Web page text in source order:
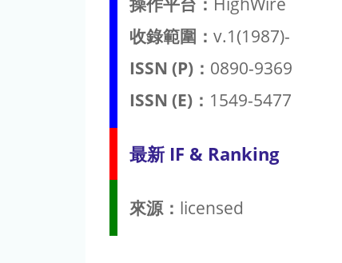
收錄範圍： v.1(1987)-
ISSN (P)： 0890-9369
ISSN (E)： 1549-5477
最新 IF & Ranking
來源： licensed